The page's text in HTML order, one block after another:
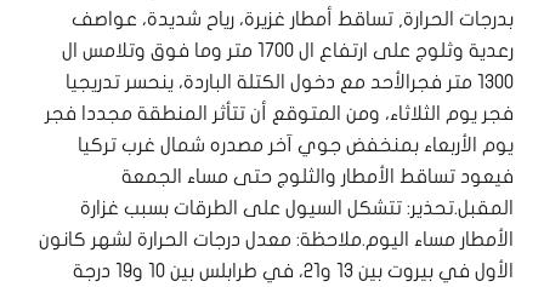
بدرجات الحرارة, تساقط أمطار غزيرة، رياح شديدة، عواصف
رعدية وثلوج على ارتفاع ال 1700 متر وما فوق وتلامس ال
1300 متر فجرالأحد مع دخول الكتلة الباردة، ينحسر تدريجيا
فجر يوم الثلاثاء، ومن المتوقع أن تتأثر المنطقة مجددا فجر
يوم الأربعاء بمنخفض جوي آخر مصدره شمال غرب تركيا
فيعود تساقط الأمطار والثلوج حتى مساء الجمعة
المقبل.تحذير: تتشكل السيول على الطرقات بسبب غزارة
الأمطار مساء اليوم.ملاحظة: معدل درجات الحرارة لشهر كانون
الأول في بيروت بين 13 و21، في طرابلس بين 10 و19 درجة